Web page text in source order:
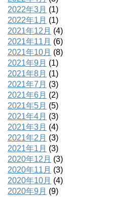
2022年3月 (1)
2022年1月 (1)
2021年12月 (4)
2021年11月 (6)
2021年10月 (8)
2021年9月 (1)
2021年8月 (1)
2021年7月 (3)
2021年6月 (2)
2021年5月 (5)
2021年4月 (3)
2021年3月 (4)
2021年2月 (3)
2021年1月 (3)
2020年12月 (3)
2020年11月 (3)
2020年10月 (4)
2020年9月 (9)